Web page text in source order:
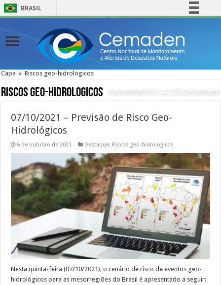
BRASIL
Comunica BR
Participe
Acesso à informação
Canais
Capa » Riscos geo-hidrologicos
Riscos geo-hidrologicos
07/10/2021 – Previsão de Risco Geo-
Hidrológicos
6 de outubro de 2021 Destaque, Riscos geo-hidrologicos
Nesta quinta-feira (07/10/2021), o cenário de risco de eventos geo-
hidrológicos para as mesorregiões do Brasil é apresentado a seguir: